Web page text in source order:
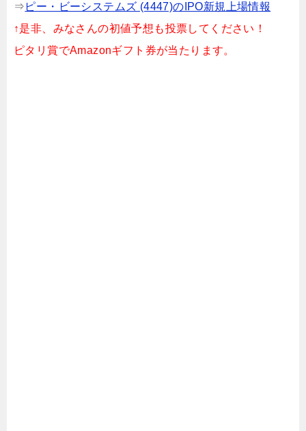
⇒ ピー・ビーシステムズ (4447)のIPO新規上場情報
↑是非、みなさんの初値予想も投票してください！
ピタリ賞でAmazonギフト券が当たります。